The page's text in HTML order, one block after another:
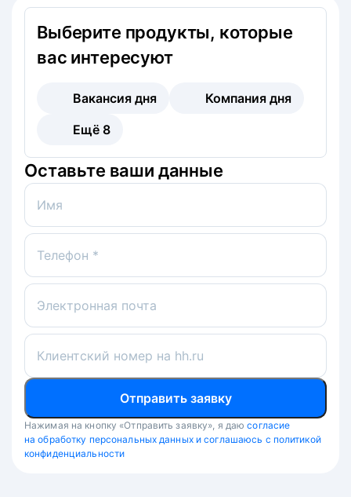
Выберите продукты, которые
вас интересуют
Вакансия дня
Компания дня
Ещё 8
Оставьте ваши данные
Имя
Телефон *
Электронная почта
Клиентский номер на hh.ru
Отправить заявку
Нажимая на кнопку «Отправить заявку», я даю согласие
на обработку персональных данных и соглашаюсь с политикой
конфиденциальности